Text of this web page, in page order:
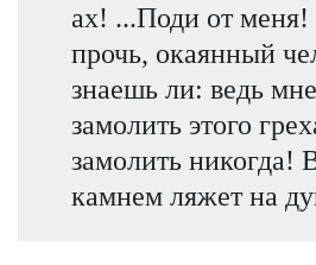
ах! ...Поди от
прочь, окаянный
знаешь ли: ведь
замолить этого
замолить никогда!
камнем ляжет на